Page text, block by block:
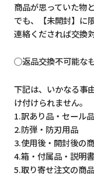
商品が思っていた物
でも、【未開封】に限
連絡くだされば交換
◯返品交換不可能な
下記は、いかなる事
け付けられません。
1.訳あり品・セール
2.防弾・防刃用品
3.使用後・開封後の
4.箱・付属品・説明
5.取り寄せ注文の商品